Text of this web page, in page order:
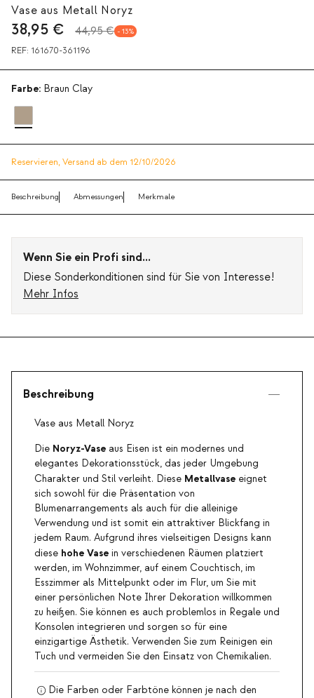
Vase aus Metall Noryz
38,95 € 44,95 € 13
REF: 161670-361196
Farbe: Braun Clay
Reservieren, Versand ab dem 12/10/2026
Beschreibung Abmessungen Merkmale
Wenn Sie ein Profi sind...
Diese Sonderkonditionen sind für Sie von Interesse!
Mehr Infos
Beschreibung
Vase aus Metall Noryz
Die Noryz-Vase aus Eisen ist ein modernes und
elegantes Dekorationsstück, das jeder Umgebung
Charakter und Stil verleiht. Diese Metallvase eignet
sich sowohl für die Präsentation von
Blumenarrangements als auch für die alleinige
Verwendung und ist somit ein attraktiver Blickfang in
jedem Raum. Aufgrund ihres vielseitigen Designs kann
diese hohe Vase in verschiedenen Räumen platziert
werden, im Wohnzimmer, auf einem Couchtisch, im
Esszimmer als Mittelpunkt oder im Flur, um Sie mit
einer persönlichen Note Ihrer Dekoration willkommen
zu heißen. Sie können es auch problemlos in Regale und
Konsolen integrieren und sorgen so für eine
einzigartige Ästhetik. Verwenden Sie zum Reinigen ein
Tuch und vermeiden Sie den Einsatz von Chemikalien.
Die Farben oder Farbtöne können je nach den